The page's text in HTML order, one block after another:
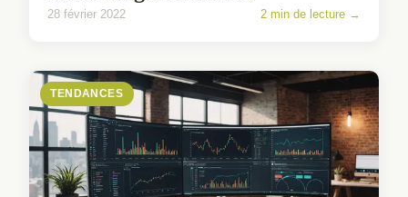
28 février 2022 2 min de lecture →
TENDANCES